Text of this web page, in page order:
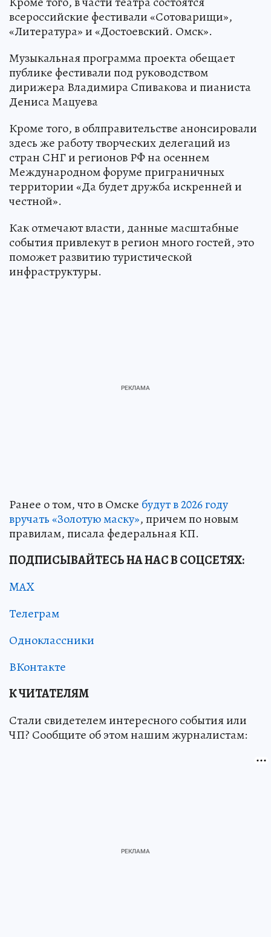
всероссийские фестивали «Сотоварищи»,
«Литература» и «Достоевский. Омск».
Музыкальная программа проекта обещает
публике фестивали под руководством
дирижера Владимира Спивакова и пианиста
Дениса Мацуева
Кроме того, в облправительстве анонсировали
здесь же работу творческих делегаций из
стран СНГ и регионов РФ на осеннем
Международном форуме приграничных
территории «Да будет дружба искренней и
честной».
Как отмечают власти, данные масштабные
события привлекут в регион много гостей, это
поможет развитию туристической
инфраструктуры.
Ранее о том, что в Омске будут в 2026 году
вручать «Золотую маску», причем по новым
правилам, писала федеральная КП.
ПОДПИСЫВАЙТЕСЬ НА НАС В СОЦСЕТЯХ:
MAX
Телеграм
Одноклассники
ВКонтакте
К ЧИТАТЕЛЯМ
Стали свидетелем интересного события или
ЧП? Сообщите об этом нашим журналистам: